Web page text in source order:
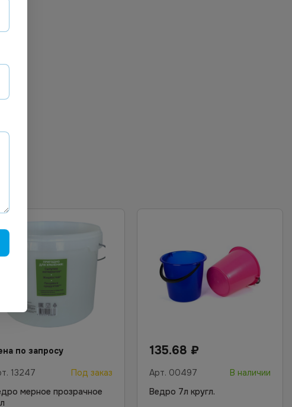
по запросу
13247
Под заказ
мерное прозрачное
135.68 ₽
Арт. 00497
В наличии
Ведро 7л кругл.